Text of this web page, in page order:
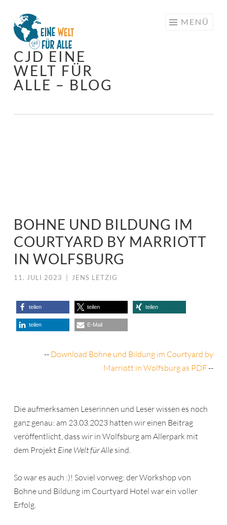
Springe
zum
Inhalt
CJD EINE
WELT FÜR
ALLE – BLOG
MENÜ
BOHNE UND BILDUNG IM
COURTYARD BY MARRIOTT
IN WOLFSBURG
11. JULI 2023 JENS LETZIG
teilen teilen teilen
teilen E-Mail
-- Download Bohne und Bildung im Courtyard by
Marriott in Wolfsburg as PDF--
Die aufmerksamen Leserinnen und Leser wissen es noch
ganz genau: am 23.03.2023 hatten wir einen Beitrag
veröffentlicht, dass wir in Wolfsburg am Allerpark mit
dem Projekt Eine Welt für Alle sind.
So war es auch :)! Soviel vorweg: der Workshop von
Bohne und Bildung im Courtyard Hotel war ein voller
Erfolg.